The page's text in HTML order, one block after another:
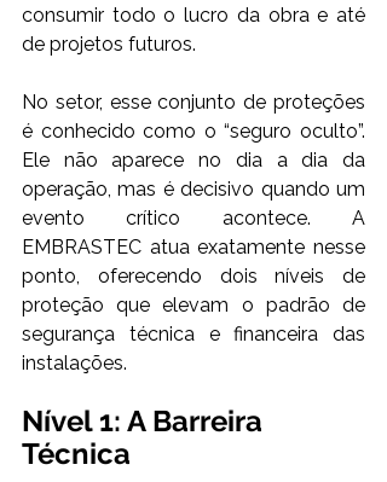
consumir todo o lucro da obra e até
de projetos futuros.
No setor, esse conjunto de proteções
é conhecido como o “seguro oculto”.
Ele não aparece no dia a dia da
operação, mas é decisivo quando um
evento crítico acontece. A
EMBRASTEC atua exatamente nesse
ponto, oferecendo dois níveis de
proteção que elevam o padrão de
segurança técnica e financeira das
instalações.
Nível 1: A Barreira
Técnica